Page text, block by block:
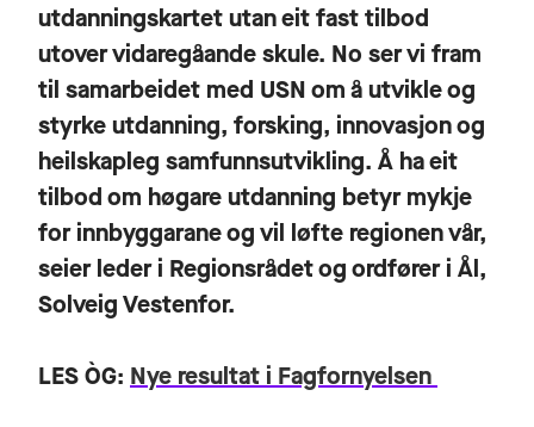
utdanningskartet utan eit fast tilbod
utover vidaregåande skule. No ser vi fram
til samarbeidet med USN om å utvikle og
styrke utdanning, forsking, innovasjon og
heilskapleg samfunnsutvikling. Å ha eit
tilbod om høgare utdanning betyr mykje
for innbyggarane og vil løfte regionen vår,
seier leder i Regionsrådet og ordfører i Ål,
Solveig Vestenfor.
LES ÒG: Nye resultat i Fagfornyelsen